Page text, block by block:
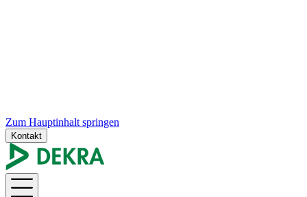
Zum Hauptinhalt springen
Kontakt